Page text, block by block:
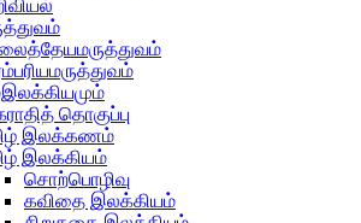
தொகுப்பு
இலக்கணம்
இலக்கியம்
சொற்பொழிவு
கவிதை இலக்கியம்